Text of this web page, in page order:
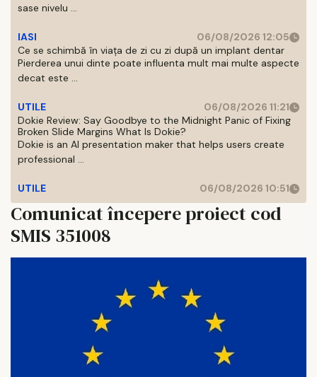
sase nivelu ...
IASI
06/08/2026 12:05
Ce se schimbă în viața de zi cu zi după un implant dentar
Pierderea unui dinte poate influenta mult mai multe aspecte
decat este ...
UTILE
06/08/2026 11:21
Dokie Review: Say Goodbye to the Midnight Panic of Fixing
Broken Slide Margins What Is Dokie?
Dokie is an AI presentation maker that helps users create
professional ...
UTILE 06/08/2026 10:51
Comunicat începere proiect cod
SMIS 351008